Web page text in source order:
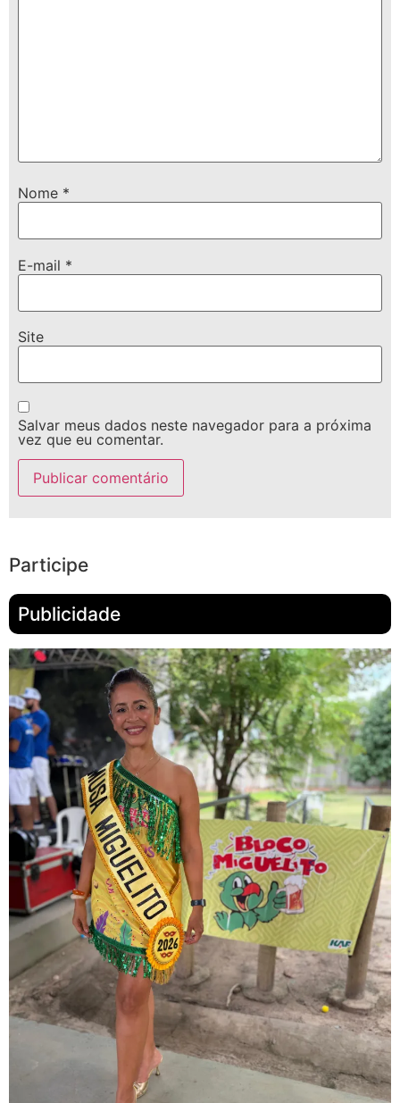
Nome *
E-mail *
Site
Salvar meus dados neste navegador para a próxima
vez que eu comentar.
Participe
Publicidade